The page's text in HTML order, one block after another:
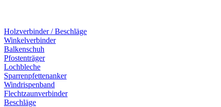
Holzverbinder / Beschläge
Winkelverbinder
Balkenschuh
Pfostenträger
Lochbleche
Sparrenpfettenanker
Windrispenband
Flechtzaunverbinder
Beschläge